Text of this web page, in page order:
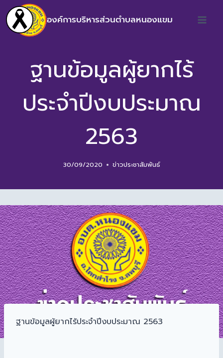
องค์การบริหารส่วนตำบลหนองแขม
ฐานข้อมูลผู้ยากไร้
ประจำปีงบประมาณ
2563
30/09/2020 ข่าวประชาสัมพันธ์
ฐานข้อมูลผู้ยากไร้ประจำปีงบประมาณ 2563